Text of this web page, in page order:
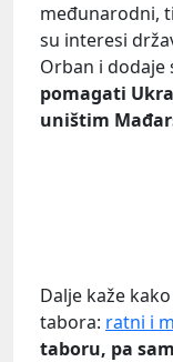
međunarodni,
su interesi
Orban i dodaje
pomagati
uništim
Dalje kaže
tabora: ratni i
taboru, pa